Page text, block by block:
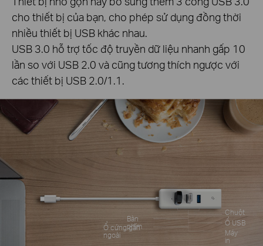
cho thiết bị của bạn, cho phép sử dụng đồng thời
nhiều thiết bị USB khác nhau.
USB 3.0 hỗ trợ tốc độ truyền dữ liệu nhanh gấp 10
lần so với USB 2.0 và cũng tương thích ngược với
các thiết bị USB 2.0/1.1.
Chuột
Bàn
phím
Ổ USB
Ổ cứng gắn
ngoài
Máy
in